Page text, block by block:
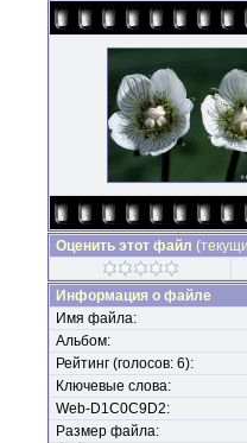
Оценить этот файл
Информация о файле
Имя файла:
Альбом:
Рейтинг (голосов: 6):
Ключевые слова:
Web-D1C0C9D2:
Размер файла: